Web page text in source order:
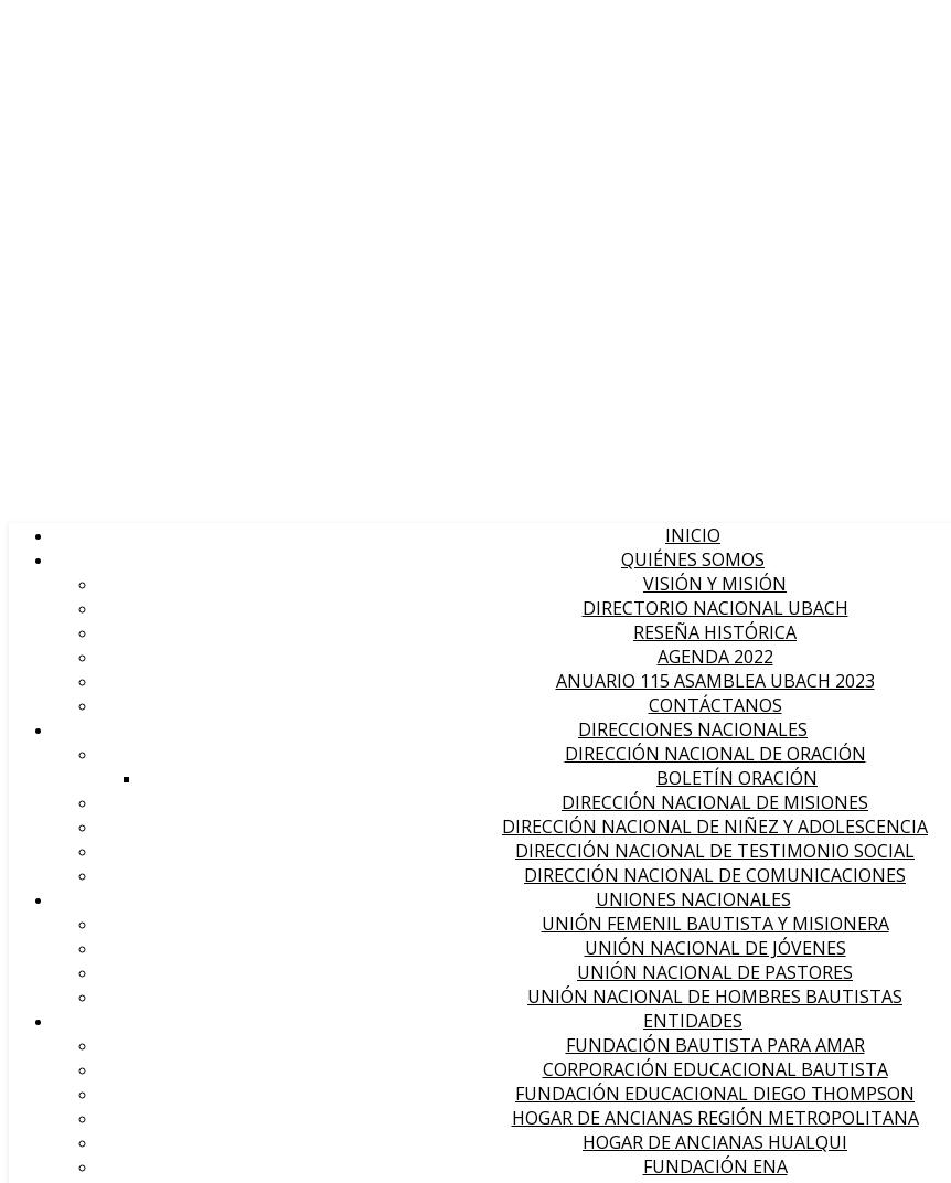
INICIO
QUIÉNES SOMOS
VISIÓN Y MISIÓN
DIRECTORIO NACIONAL UBACH
RESEÑA HISTÓRICA
AGENDA 2022
ANUARIO 115 ASAMBLEA UBACH 2023
CONTÁCTANOS
DIRECCIONES NACIONALES
DIRECCIÓN NACIONAL DE ORACIÓN
BOLETÍN ORACIÓN
DIRECCIÓN NACIONAL DE MISIONES
DIRECCIÓN NACIONAL DE NIÑEZ Y ADOLESCENCIA
DIRECCIÓN NACIONAL DE TESTIMONIO SOCIAL
DIRECCIÓN NACIONAL DE COMUNICACIONES
UNIONES NACIONALES
UNIÓN FEMENIL BAUTISTA Y MISIONERA
UNIÓN NACIONAL DE JÓVENES
UNIÓN NACIONAL DE PASTORES
UNIÓN NACIONAL DE HOMBRES BAUTISTAS
ENTIDADES
FUNDACIÓN BAUTISTA PARA AMAR
CORPORACIÓN EDUCACIONAL BAUTISTA
FUNDACIÓN EDUCACIONAL DIEGO THOMPSON
HOGAR DE ANCIANAS REGIÓN METROPOLITANA
HOGAR DE ANCIANAS HUALQUI
FUNDACIÓN ENA